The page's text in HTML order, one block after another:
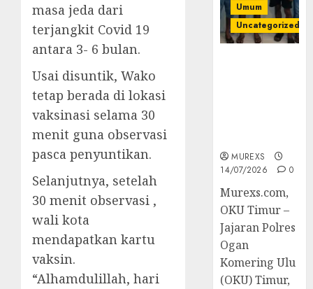
masa jeda dari
terjangkit Covid 19
antara 3- 6 bulan.
Usai disuntik, Wako
tetap berada di lokasi
vaksinasi selama 30
menit guna observasi
pasca penyuntikan.
Selanjutnya, setelah
30 menit observasi ,
wali kota
mendapatkan kartu
vaksin.
“Alhamdulillah, hari
Umum
Uncategorized
MUREXS
14/07/2026
0
Murexs.com,
OKU Timur –
Jajaran Polres
Ogan
Komering Ulu
(OKU) Timur,